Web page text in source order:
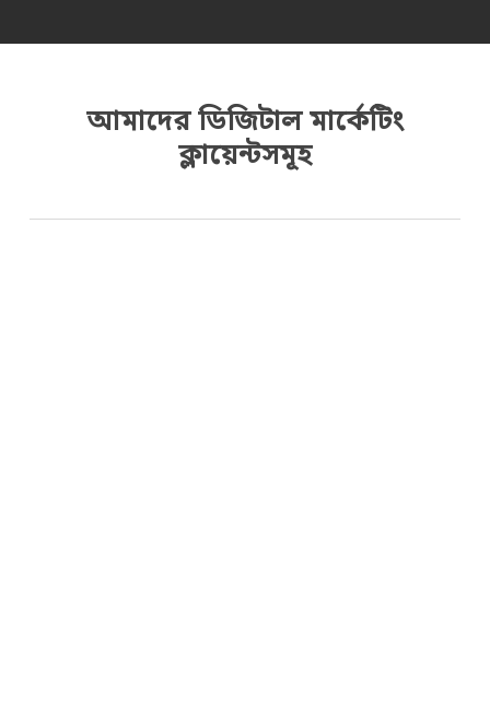
আমাদের ডিজিটাল মার্কেটিং
ক্লায়েন্টসমূহ